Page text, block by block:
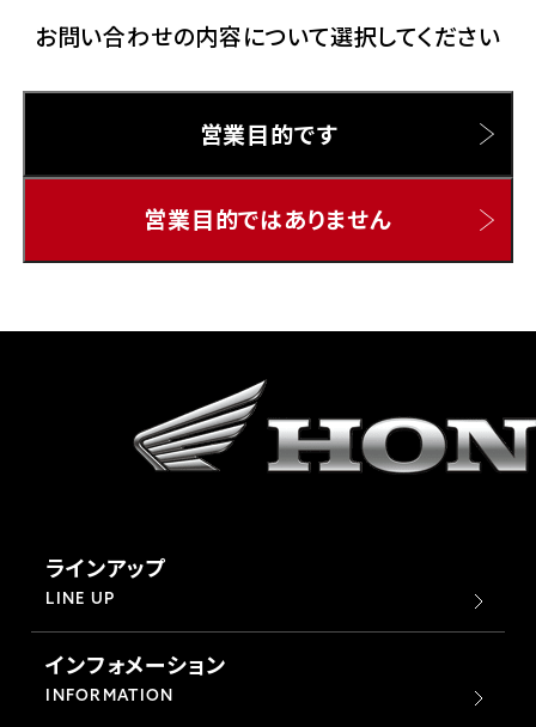
お問い合わせの内容について選択してください
営業目的です
営業目的ではありません
ラインアップ
LINE UP
インフォメーション
INFORMATION
埼玉県
ホンダドリーム 鴻巣
ホンダドリーム 狭山
ホンダドリーム 東浦和
ホンダドリーム 新座
茨城県